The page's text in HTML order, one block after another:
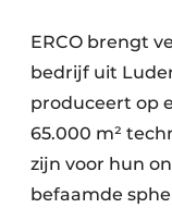
ERCO brengt
bedrijf uit
produceert op
65.000 m²
zijn voor hun
befaamde